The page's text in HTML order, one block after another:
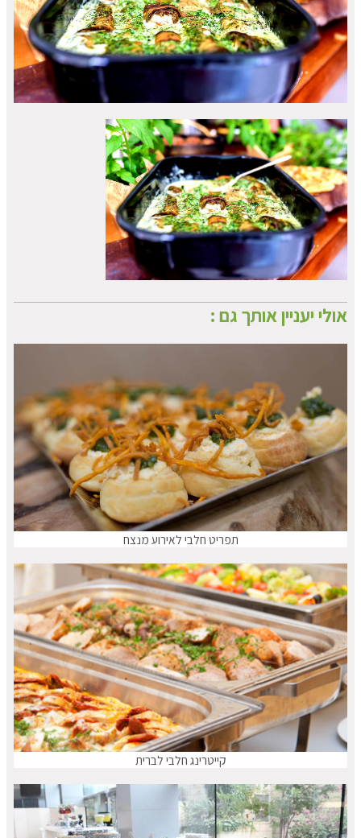
אולי יעניין אותך גם :
תפריט חלבי לאירוע מנצח
קייטרינג חלבי לברית